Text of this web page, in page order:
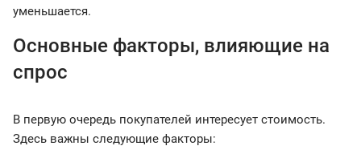
уменьшается.
Основные факторы, влияющие на
спрос
В первую очередь покупателей интересует стоимость.
Здесь важны следующие факторы: